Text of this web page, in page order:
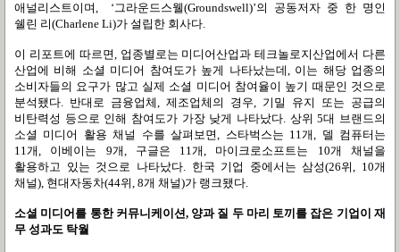
애널리스트이며, ‘그라운드스웰(Groundswell)’의 공동저자 중 한 명인
쉘린 리(Charlene Li)가 설립한 회사다.
이 리포트에 따르면, 업종별로는 미디어산업과 테크놀로지산업에서 다른
산업에 비해 소셜 미디어 참여도가 높게 나타났는데, 이는 해당 업종의
소비자들의 요구가 많고 실제 소셜 미디어 참여율이 높기 때문인 것으로
분석됐다. 반대로 금융업체, 제조업체의 경우, 기밀 유지 또는 공급의
비탄력성 등으로 인해 참여도가 가장 낮게 나타났다. 상위 5대 브랜드의
소셜 미디어 활용 채널 수를 살펴보면, 스타벅스는 11개, 델 컴퓨터는
11개, 이베이는 9개, 구글은 11개, 마이크로소프트는 10개 채널을
활용하고 있는 것으로 나타났다. 한국 기업 중에서는 삼성(26위, 10개
채널), 현대자동차(44위, 8개 채널)가 랭크됐다.
소셜 미디어를 통한 커뮤니케이션, 양과 질 두 마리 토끼를 잡은 기업이 재
무 성과도 탁월